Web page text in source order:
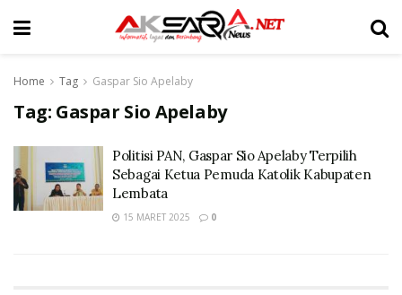
Home Tag Gaspar Sio Apelaby
Tag: Gaspar Sio Apelaby
Politisi PAN, Gaspar Sio Apelaby Terpilih
Sebagai Ketua Pemuda Katolik Kabupaten
Lembata
15 MARET 2025 0